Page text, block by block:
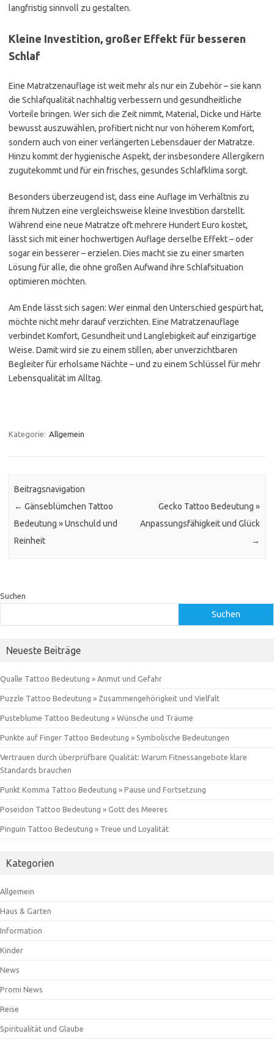
langfristig sinnvoll zu gestalten.
Kleine Investition, großer Effekt für besseren
Schlaf
Eine Matratzenauflage ist weit mehr als nur ein Zubehör – sie kann
die Schlafqualität nachhaltig verbessern und gesundheitliche
Vorteile bringen. Wer sich die Zeit nimmt, Material, Dicke und Härte
bewusst auszuwählen, profitiert nicht nur von höherem Komfort,
sondern auch von einer verlängerten Lebensdauer der Matratze.
Hinzu kommt der hygienische Aspekt, der insbesondere Allergikern
zugutekommt und für ein frisches, gesundes Schlafklima sorgt.
Besonders überzeugend ist, dass eine Auflage im Verhältnis zu
ihrem Nutzen eine vergleichsweise kleine Investition darstellt.
Während eine neue Matratze oft mehrere Hundert Euro kostet,
lässt sich mit einer hochwertigen Auflage derselbe Effekt – oder
sogar ein besserer – erzielen. Dies macht sie zu einer smarten
Lösung für alle, die ohne großen Aufwand ihre Schlafsituation
optimieren möchten.
Am Ende lässt sich sagen: Wer einmal den Unterschied gespürt hat,
möchte nicht mehr darauf verzichten. Eine Matratzenauflage
verbindet Komfort, Gesundheit und Langlebigkeit auf einzigartige
Weise. Damit wird sie zu einem stillen, aber unverzichtbaren
Begleiter für erholsame Nächte – und zu einem Schlüssel für mehr
Lebensqualität im Alltag.
Kategorie: Allgemein
Beitragsnavigation
← Gänseblümchen Tattoo
Bedeutung » Unschuld und
Reinheit
Gecko Tattoo Bedeutung »
Anpassungsfähigkeit und Glück
→
Suchen
Suchen
Neueste Beiträge
Qualle Tattoo Bedeutung » Anmut und Gefahr
Puzzle Tattoo Bedeutung » Zusammengehörigkeit und Vielfalt
Pusteblume Tattoo Bedeutung » Wünsche und Träume
Punkte auf Finger Tattoo Bedeutung » Symbolische Bedeutungen
Vertrauen durch überprüfbare Qualität: Warum Fitnessangebote klare
Standards brauchen
Punkt Komma Tattoo Bedeutung » Pause und Fortsetzung
Poseidon Tattoo Bedeutung » Gott des Meeres
Pinguin Tattoo Bedeutung » Treue und Loyalität
Kategorien
Allgemein
Haus & Garten
Information
Kinder
News
Promi News
Reise
Spiritualität und Glaube